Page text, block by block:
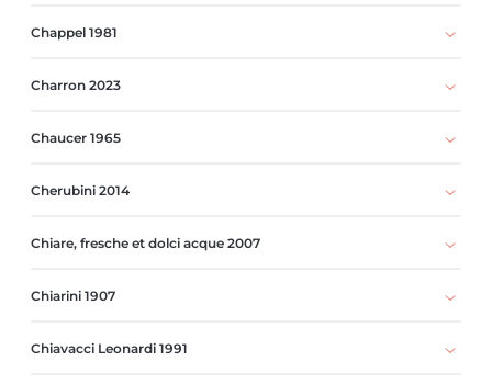
Chappel 1981
Charron 2023
Chaucer 1965
Cherubini 2014
Chiare, fresche et dolci acque 2007
Chiarini 1907
Chiavacci Leonardi 1991